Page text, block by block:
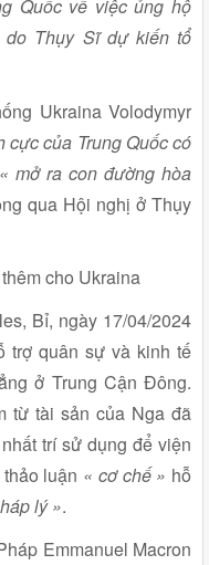
Quốc về việc ủng hộ
Thụy Sĩ dự kiến tổ
Ukraina Volodymyr
cực của Trung Quốc có
« mở ra con đường hòa
qua Hội nghị ở Thụy
cho Ukraina
Bỉ, ngày 17/04/2024
trợ quân sự và kinh tế
ở Trung Cận Đông.
từ tài sản của Nga đã
trí sử dụng để viện
luận « cơ chế » hỗ
lý ».
Emmanuel Macron